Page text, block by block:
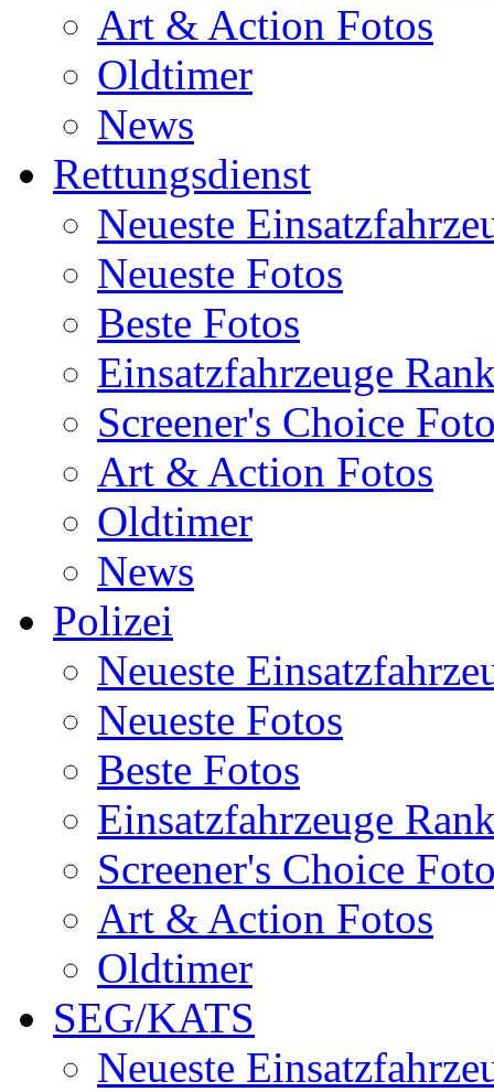
Art & Action Fotos
Oldtimer
News
Rettungsdienst
Neueste
Neueste Fotos
Beste Fotos
Einsatzfahrzeuge
Screener's Choice
Art & Action Fotos
Oldtimer
News
Polizei
Neueste
Neueste Fotos
Beste Fotos
Einsatzfahrzeuge
Screener's Choice
Art & Action Fotos
Oldtimer
SEG/KATS
Neueste